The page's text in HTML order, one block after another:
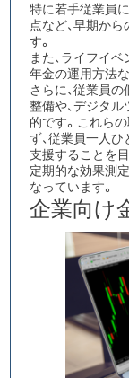
特に若手従業員
点など、早期か
す。
また、ライフイ
年金の運用方法
さらに、従業員
整備や、デジタ
的です。これら
ず、従業員一人
支援することを
定期的な効果測
なっています。​​​​​​​​​​​​​​​​
企業向け